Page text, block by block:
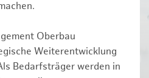
Oberbau
Weiterentwicklung
Bedarfsträger werden in